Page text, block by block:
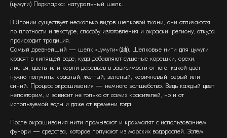
(цумуги) Подкладка: натуральный шелк.
В Японии существует несколько видов шелковой ткани, они отличаются
по плотности и текстуре, способу изготовления и окраски, региону, откуда
происходит традиция.
Самый древнейший — шелк «цумуги» (紬). Шелковые нити для цумуги
красят в кипящей воде, куда добавляют сушеные корешки, орехи,
листья, цветы или корни деревь­ев в зависимости от того, какой цвет
нужно получить: красный, желтый, зеленый, коричневый, серый или
синий. Процесс окрашивания — немного волшебство. Ведь каждый цвет
неповторим, и зависит не только от самих красителей, но и от
используемой воды и даже от времени года!
После окрашивания нити промывают и крахмалят с использованием
фунори — средства, которое получают из морских водорослей. Затем